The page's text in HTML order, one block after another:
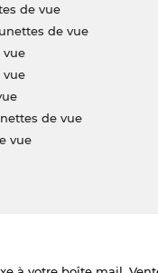
de vue
de vue
vue
vue
de vue
vue